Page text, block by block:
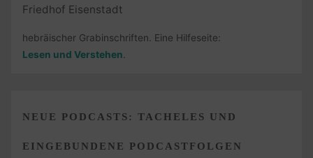
hebräischer Grabinschriften. Eine Hilfeseite:
Lesen und Verstehen
NEUE PODCASTS: TACHELES UND
EINGEBUNDENE PODCASTFOLGEN